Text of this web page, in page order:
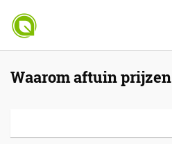
Waarom aftuin prijzen